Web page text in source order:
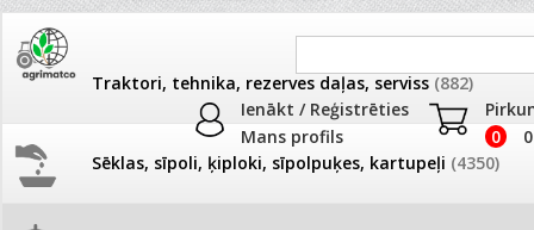
Ienākt / Reģistrēties
Mans profils
0
Traktori, tehnika, rezerves daļas, serviss (882)
Sēklas, sīpoli, ķiploki, sīpolpuķes, kartupeļi (4350)